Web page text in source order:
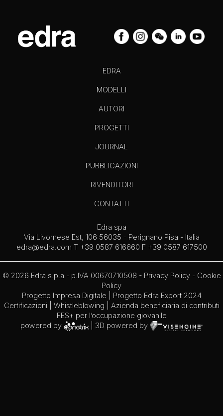
EDRA
MODELLI
AUTORI
PROGETTI
JOURNAL
PUBBLICAZIONI
RIVENDITORI
CONTATTI
Edra spa
Via Livornese Est, 106 56035 - Perignano Pisa - Italia
edra@edra.com T +39 0587 616660 F +39 0587 617500
© 2026 Edra s.p.a - p.IVA 00670710508 - Privacy Policy- Cookie
Policy
Progetto Impresa Digitale
Progetto Edra Export 2024
Certificazioni
Whistleblowing | Azienda beneficiaria di contributi
FES+ per l’occupazione giovanile
powered by
| 3D powered by